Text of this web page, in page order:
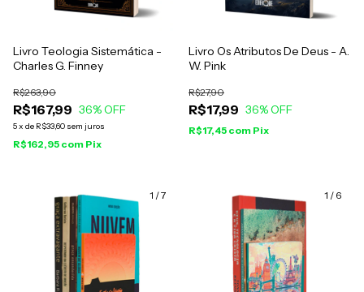
Livro Teologia Sistemática -
Charles G. Finney
R$167,99
R$263,90
36% OFF
5x de R$33,60 sem juros
R$162,95 com Pix
Livro Os Atributos De Deus - A.
W. Pink
R$17,99
R$27,90
36% OFF
R$17,45 com Pix
1 /7 1 / 6